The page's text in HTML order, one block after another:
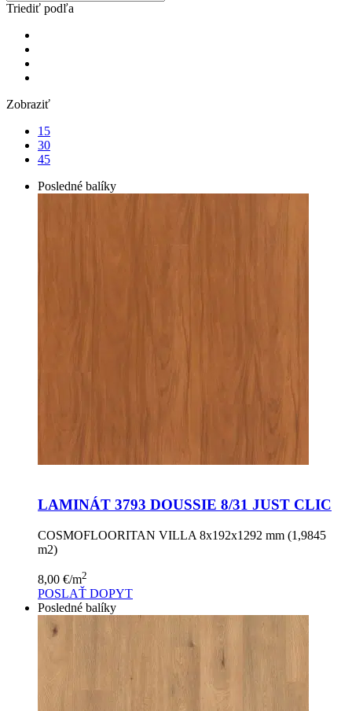
Triediť podľa
Zobraziť
15
30
45
Posledné balíky
LAMINÁT 3793 DOUSSIE 8/31 JUST CLIC
COSMOFLOORITAN VILLA 8x192x1292 mm (1,9845
m2)
8,00 €/m2
POSLAŤ DOPYT
Posledné balíky